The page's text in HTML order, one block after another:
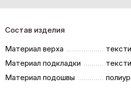
Состав изделия
Материал верха
Материал подкладки
Материал подошвы